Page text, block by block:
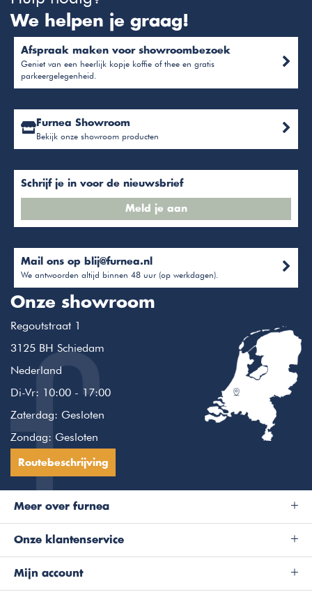
We helpen je graag!
Afspraak maken voor showroombezoek
Geniet van een heerlijk kopje koffie of thee en gratis
parkeergelegenheid.
Furnea Showroom
Bekijk onze showroom producten
Schrijf je in voor de nieuwsbrief
Meld je aan
Mail ons op blij@furnea.nl
We antwoorden altijd binnen 48 uur (op werkdagen).
Onze showroom
Regoutstraat 1
3125 BH Schiedam
Nederland
Di-Vr: 10:00 - 17:00
Zaterdag: Gesloten
Zondag: Gesloten
Routebeschrijving
Meer over furnea
Onze klantenservice
Mijn account